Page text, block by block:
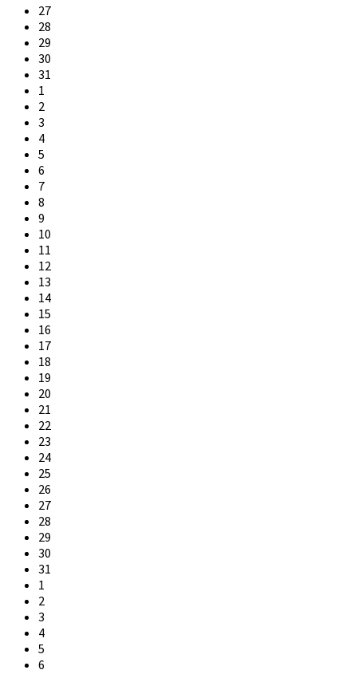
27
28
29
30
31
1
2
3
4
5
6
7
8
9
10
11
12
13
14
15
16
17
18
19
20
21
22
23
24
25
26
27
28
29
30
31
1
2
3
4
5
6